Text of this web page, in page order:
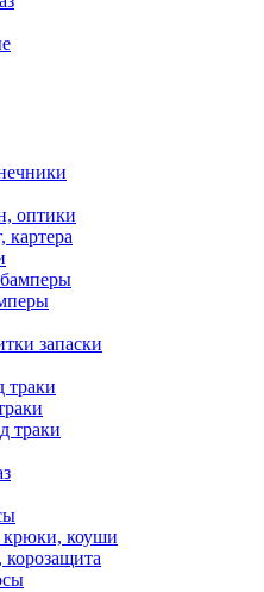
оптики
картера
запаски
траки
траки
крюки, коуши